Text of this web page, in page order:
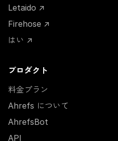
Letaido ↗
Firehose ↗
はい ↗
プロダクト
料金プラン
Ahrefs について
AhrefsBot
API